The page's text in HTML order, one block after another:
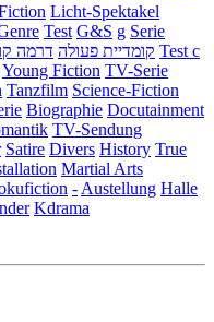
Licht-Spektakel
Test G&S g Serie
קומדיית פעולה דרמה
Test c
Young Fiction TV-Serie
Tanzfilm Science-Fiction
Biographie Docutainment
TV-Sendung
Satire Divers History True
Martial Arts
- Austellung Halle
Kdrama